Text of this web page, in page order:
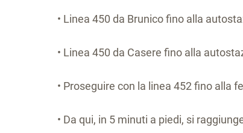
• Linea 450 da Brunico fino alla
• Linea 450 da Casere fino alla
• Proseguire con la linea 452 fino alla
• Da qui, in 5 minuti a piedi, si